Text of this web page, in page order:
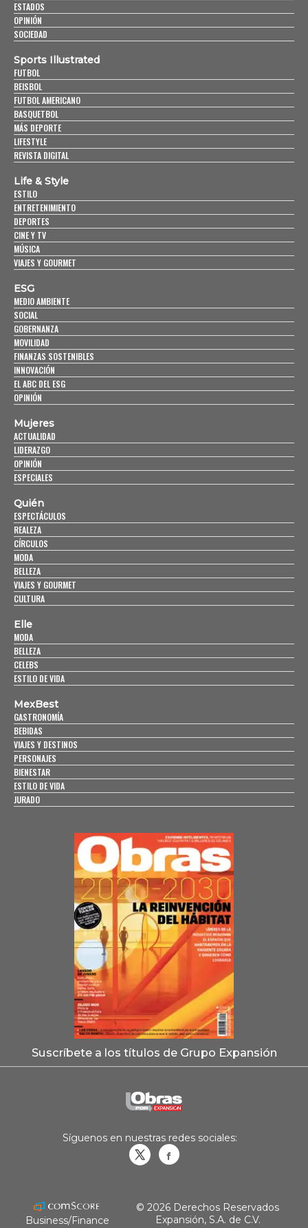
ESTADOS
OPINIÓN
SOCIEDAD
Sports Illustrated
FUTBOL
BEISBOL
FUTBOL AMERICANO
BASQUETBOL
MÁS DEPORTE
LIFESTYLE
REVISTA DIGITAL
Life & Style
ESTILO
ENTRETENIMIENTO
DEPORTES
CINE Y TV
MÚSICA
VIAJES Y GOURMET
ESG
MEDIO AMBIENTE
SOCIAL
GOBERNANZA
MOVILIDAD
FINANZAS SOSTENIBLES
INNOVACIÓN
EL ABC DEL ESG
OPINIÓN
Mujeres
ACTUALIDAD
LIDERAZGO
OPINIÓN
ESPECIALES
Quién
ESPECTÁCULOS
REALEZA
CÍRCULOS
MODA
BELLEZA
VIAJES Y GOURMET
CULTURA
Elle
MODA
BELLEZA
CELEBS
ESTILO DE VIDA
MexBest
GASTRONOMÍA
BEBIDAS
VIAJES Y DESTINOS
PERSONAJES
BIENESTAR
ESTILO DE VIDA
JURADO
Suscríbete a los títulos de Grupo Expansión
Síguenos en nuestras redes sociales:
Business/Finance
© 2026 Derechos Reservados
Expansión, S.A. de C.V.